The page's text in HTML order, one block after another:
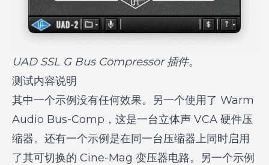
UAD SSL G Bus Compressor 插件。
测试内容说明
其中一个示例没有任何效果。另一个使用了 Warm
Audio Bus-Comp，这是一台立体声 VCA 硬件压
缩器。还有一个示例是在同一台压缩器上同时启用
了其可切换的 Cine-Mag 变压器电路。另一个示例